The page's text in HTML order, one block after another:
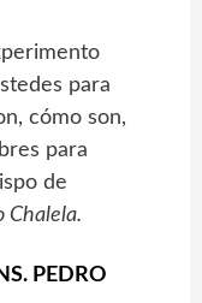
para
cómo son,
para
de
Chalela.
PEDRO